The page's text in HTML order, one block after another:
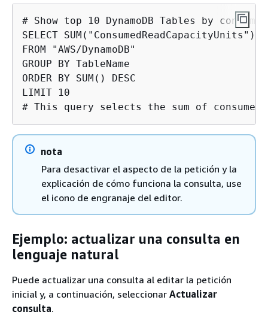
# Show top 10 DynamoDB Tables by
SELECT SUM("ConsumedReadCapacityUnits")
FROM "AWS/DynamoDB"
GROUP BY TableName
ORDER BY SUM() DESC
LIMIT 10
# This query selects the sum of
nota
Para desactivar el aspecto de la petición y la
explicación de cómo funciona la consulta, use
el icono de engranaje del editor.
Ejemplo: actualizar una consulta en
lenguaje natural
Puede actualizar una consulta al editar la petición
inicial y, a continuación, seleccionar Actualizar
consulta.